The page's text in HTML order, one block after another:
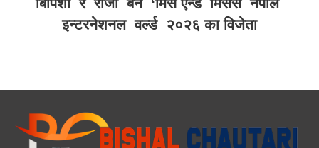
इन्टरनेशनल वर्ल्ड २०२६ का विजेता